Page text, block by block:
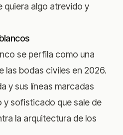
quiera algo atrevido y
se perfila como una
las bodas civiles en 2026.
y sus líneas marcadas
y sofisticado que sale de
la arquitectura de los